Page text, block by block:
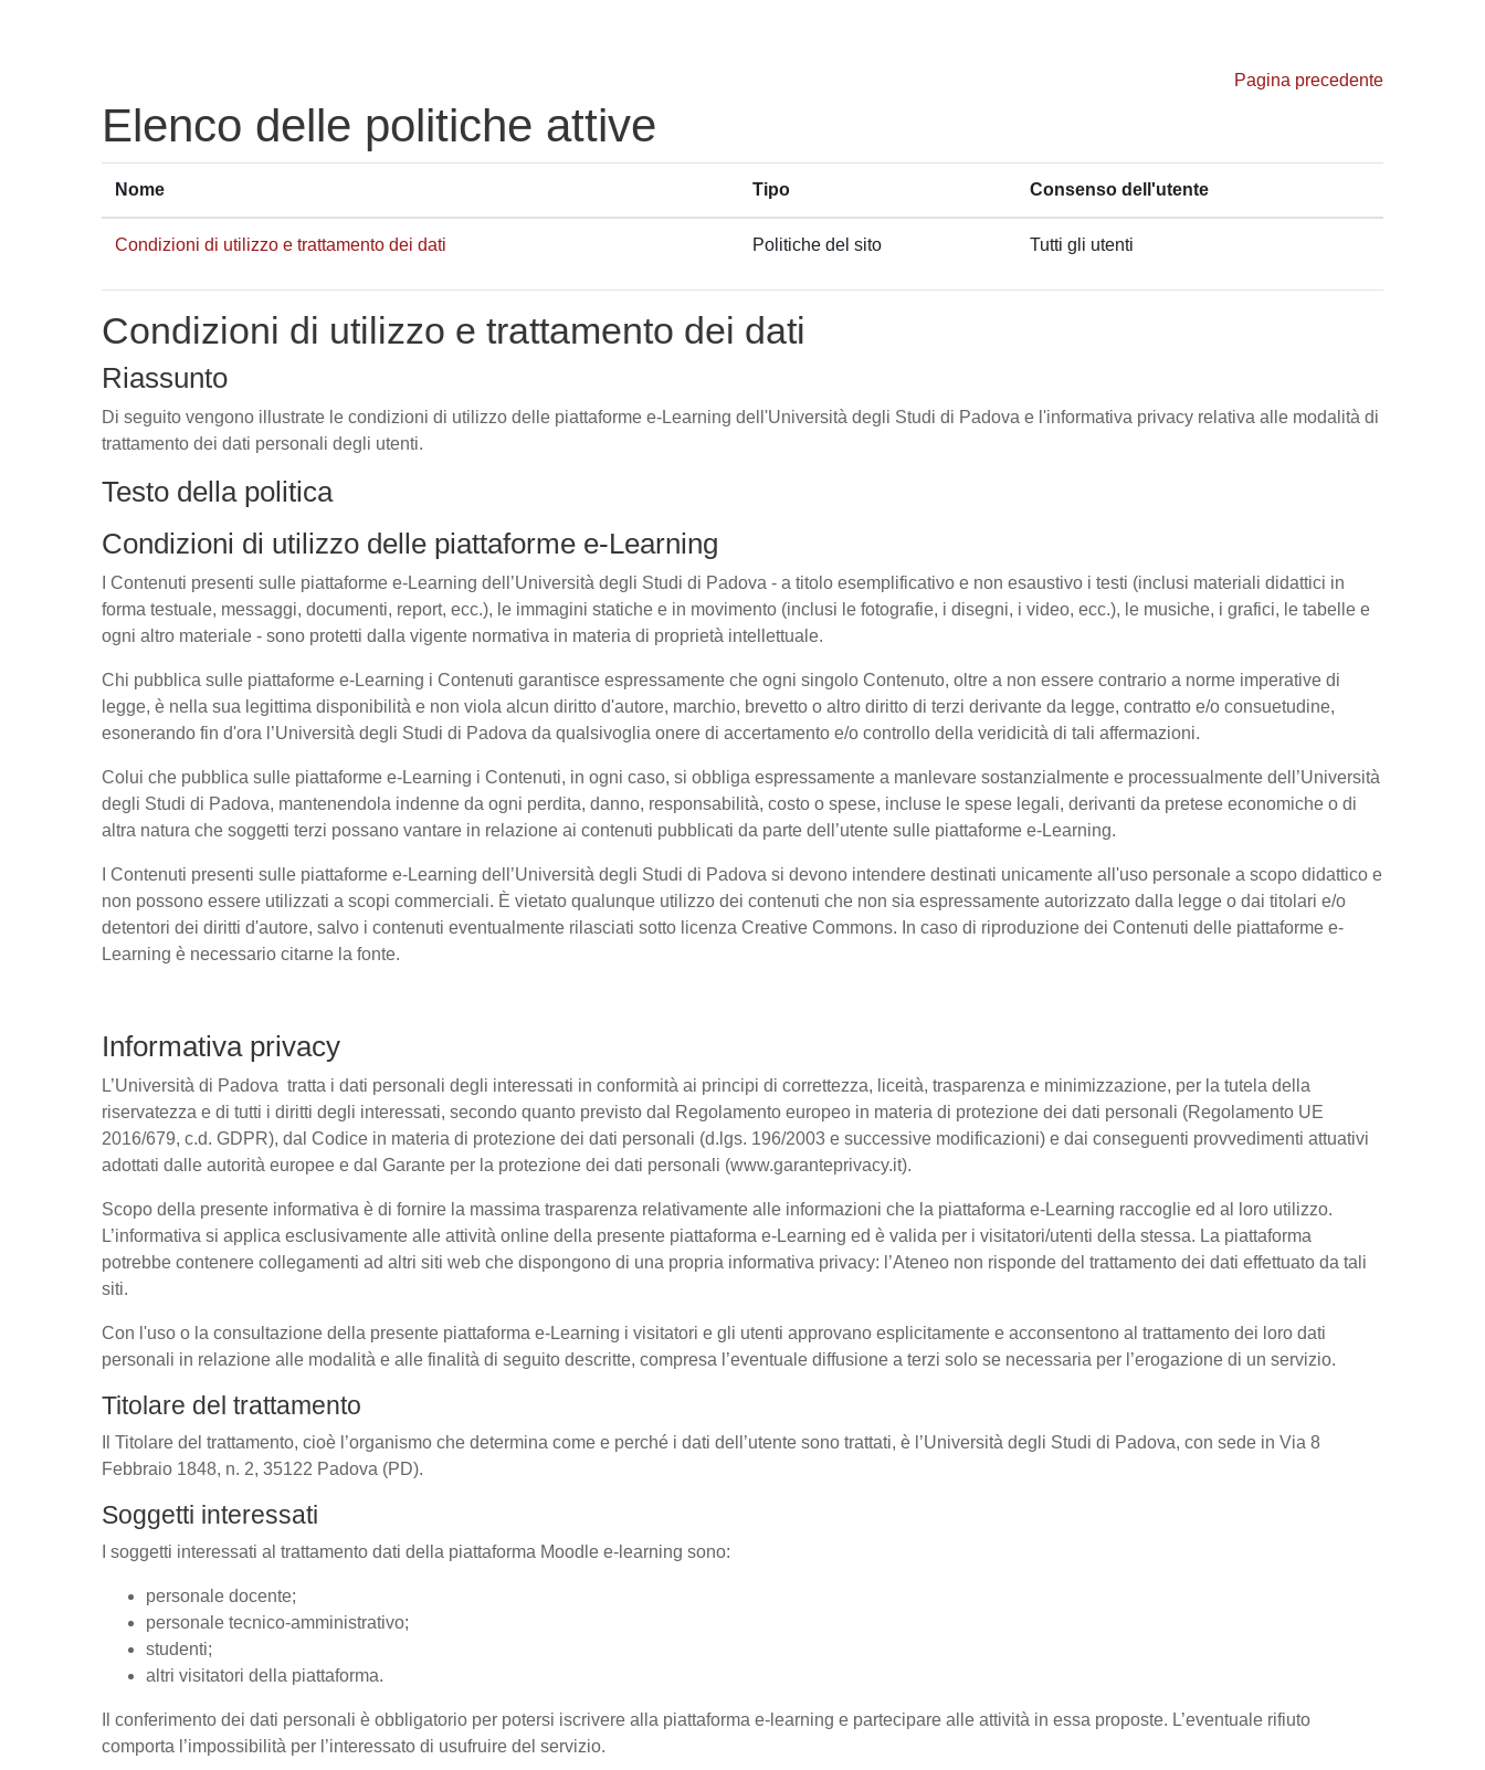
Pagina precedente
Elenco delle politiche attive
Nome Tipo Consenso dell'utente
Condizioni di utilizzo e trattamento dei dati Politiche del sito Tutti gli utenti
Condizioni di utilizzo e trattamento dei dati
Riassunto
Di seguito vengono illustrate le condizioni di utilizzo delle piattaforme e-Learning dell'Università degli Studi di Padova e l'informativa privacy relativa alle modalità di
trattamento dei dati personali degli utenti.
Testo della politica
Condizioni di utilizzo delle piattaforme e-Learning
I Contenuti presenti sulle piattaforme e-Learning dell’Università degli Studi di Padova - a titolo esemplificativo e non esaustivo i testi (inclusi materiali didattici in
forma testuale, messaggi, documenti, report, ecc.), le immagini statiche e in movimento (inclusi le fotografie, i disegni, i video, ecc.), le musiche, i grafici, le tabelle e
ogni altro materiale - sono protetti dalla vigente normativa in materia di proprietà intellettuale.
Chi pubblica sulle piattaforme e-Learning i Contenuti garantisce espressamente che ogni singolo Contenuto, oltre a non essere contrario a norme imperative di
legge, è nella sua legittima disponibilità e non viola alcun diritto d'autore, marchio, brevetto o altro diritto di terzi derivante da legge, contratto e/o consuetudine,
esonerando fin d'ora l’Università degli Studi di Padova da qualsivoglia onere di accertamento e/o controllo della veridicità di tali affermazioni.
Colui che pubblica sulle piattaforme e-Learning i Contenuti, in ogni caso, si obbliga espressamente a manlevare sostanzialmente e processualmente dell’Università
degli Studi di Padova, mantenendola indenne da ogni perdita, danno, responsabilità, costo o spese, incluse le spese legali, derivanti da pretese economiche o di
altra natura che soggetti terzi possano vantare in relazione ai contenuti pubblicati da parte dell’utente sulle piattaforme e-Learning.
I Contenuti presenti sulle piattaforme e-Learning dell’Università degli Studi di Padova si devono intendere destinati unicamente all'uso personale a scopo didattico e
non possono essere utilizzati a scopi commerciali. È vietato qualunque utilizzo dei contenuti che non sia espressamente autorizzato dalla legge o dai titolari e/o
detentori dei diritti d'autore, salvo i contenuti eventualmente rilasciati sotto licenza Creative Commons. In caso di riproduzione dei Contenuti delle piattaforme e-
Learning è necessario citarne la fonte.
Informativa privacy
L’Università di Padova tratta i dati personali degli interessati in conformità ai principi di correttezza, liceità, trasparenza e minimizzazione, per la tutela della
riservatezza e di tutti i diritti degli interessati, secondo quanto previsto dal Regolamento europeo in materia di protezione dei dati personali (Regolamento UE
2016/679, c.d. GDPR), dal Codice in materia di protezione dei dati personali (d.lgs. 196/2003 e successive modificazioni) e dai conseguenti provvedimenti attuativi
adottati dalle autorità europee e dal Garante per la protezione dei dati personali (www.garanteprivacy.it).
Scopo della presente informativa è di fornire la massima trasparenza relativamente alle informazioni che la piattaforma e-Learning raccoglie ed al loro utilizzo.
L’informativa si applica esclusivamente alle attività online della presente piattaforma e-Learning ed è valida per i visitatori/utenti della stessa. La piattaforma
potrebbe contenere collegamenti ad altri siti web che dispongono di una propria informativa privacy: l’Ateneo non risponde del trattamento dei dati effettuato da tali
siti.
Con l'uso o la consultazione della presente piattaforma e-Learning i visitatori e gli utenti approvano esplicitamente e acconsentono al trattamento dei loro dati
personali in relazione alle modalità e alle finalità di seguito descritte, compresa l’eventuale diffusione a terzi solo se necessaria per l’erogazione di un servizio.
Titolare del trattamento
Il Titolare del trattamento, cioè l’organismo che determina come e perché i dati dell’utente sono trattati, è l’Università degli Studi di Padova, con sede in Via 8
Febbraio 1848, n. 2, 35122 Padova (PD).
Soggetti interessati
I soggetti interessati al trattamento dati della piattaforma Moodle e-learning sono:
personale docente;
personale tecnico-amministrativo;
studenti;
altri visitatori della piattaforma.
Il conferimento dei dati personali è obbligatorio per potersi iscrivere alla piattaforma e-learning e partecipare alle attività in essa proposte. L’eventuale rifiuto
comporta l’impossibilità per l’interessato di usufruire del servizio.